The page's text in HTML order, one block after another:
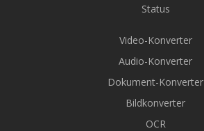
Status
Video-Konverter
Audio-Konverter
Dokument-Konverter
Bildkonverter
OCR